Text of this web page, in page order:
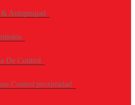
Autopropad
De Control
Control proximidad